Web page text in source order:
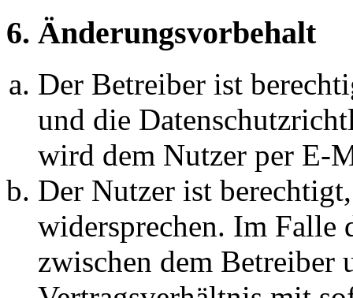
6. Änderungsvorbehalt
Der Betreiber ist
und die
wird dem Nutzer per E-
Der Nutzer ist
widersprechen. Im Falle
zwischen dem Betreiber